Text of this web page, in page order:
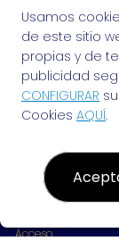
EL VENDEDOR
¿Quiénes somos?
Resultados
Contacto
Empresas
Acceso
Usamos
de este sitio
propias y de
publicidad
CONFIGURAR
Cookies AQUÍ.